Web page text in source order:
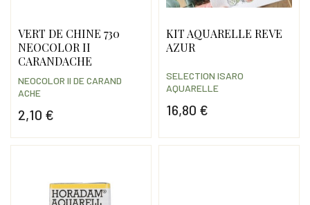
VERT DE CHINE 730
NEOCOLOR II
CARANDACHE
2,10 €
NEOCOLOR II DE CARAND
ACHE
KIT AQUARELLE REVE
AZUR
16,80 €
SELECTION ISARO
AQUARELLE